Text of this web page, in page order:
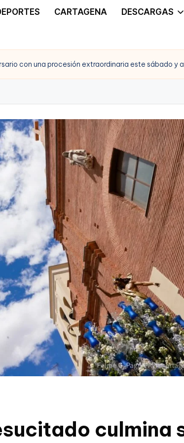
CARTAGENA DESCARGAS
con una procesión extraordinaria este sábado y
culmina